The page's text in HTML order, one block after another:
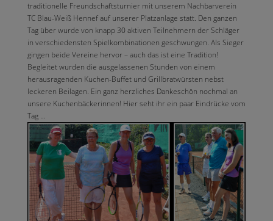
traditionelle Freundschaftsturnier mit unserem Nachbarverein
TC Blau-Weiß Hennef auf unserer Platzanlage statt. Den ganzen
Tag über wurde von knapp 30 aktiven Teilnehmern der Schläger
in verschiedensten Spielkombinationen geschwungen. Als Sieger
gingen beide Vereine hervor – auch das ist eine Tradition!
Begleitet wurden die ausgelassenen Stunden von einem
herausragenden Kuchen-Buffet und Grillbratwürsten nebst
leckeren Beilagen. Ein ganz herzliches Dankeschön nochmal an
unsere Kuchenbäckerinnen! Hier seht ihr ein paar Eindrücke vom
Tag …